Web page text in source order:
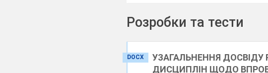
Розробки та тести
DOCX
УЗАГАЛЬНЕННЯ
ДИСЦИПЛІН ЩОДО